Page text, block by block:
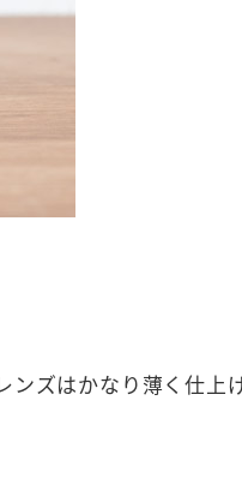
ンズはかなり薄く仕上